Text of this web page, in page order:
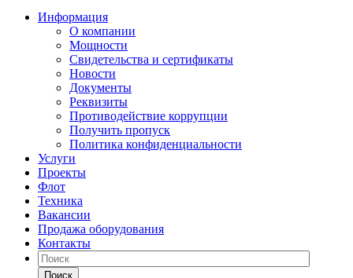
Информация
О компании
Мощности
Свидетельства и сертификаты
Новости
Документы
Реквизиты
Противодействие коррупции
Получить пропуск
Политика конфиденциальности
Услуги
Проекты
Флот
Техника
Вакансии
Продажа оборудования
Контакты
Поиск